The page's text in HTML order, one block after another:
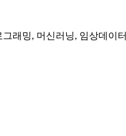
래밍, 머신러닝, 임상데이터